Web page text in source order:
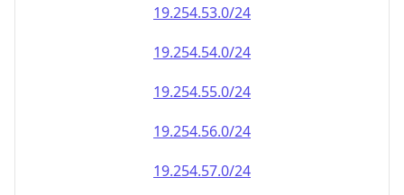
19.254.53.0/24
19.254.54.0/24
19.254.55.0/24
19.254.56.0/24
19.254.57.0/24